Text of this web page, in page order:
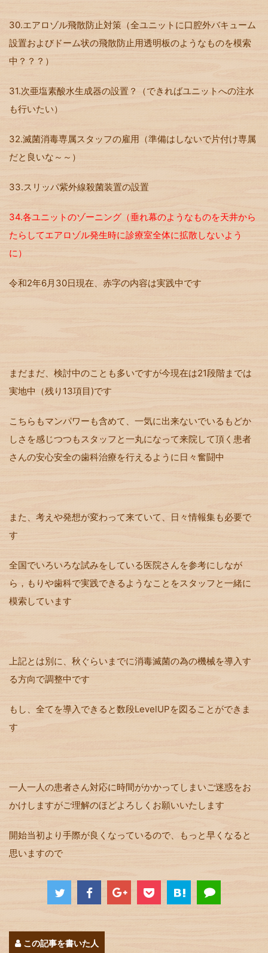
30.エアロゾル飛散防止対策（全ユニットに口腔外バキューム
設置およびドーム状の飛散防止用透明板のようなものを模索
中？？？）
31.次亜塩素酸水生成器の設置？（できればユニットへの注水
も行いたい）
32.滅菌消毒専属スタッフの雇用（準備はしないで片付け専属
だと良いな～～）
33.スリッパ紫外線殺菌装置の設置
34.各ユニットのゾーニング（垂れ幕のようなものを天井から
たらしてエアロゾル発生時に診療室全体に拡散しないよう
に）
令和2年6月30日現在、赤字の内容は実践中です
まだまだ、検討中のことも多いですが今現在は21段階までは
実地中（残り13項目)です
こちらもマンパワーも含めて、一気に出来ないでいるもどか
しさを感じつつもスタッフと一丸になって来院して頂く患者
さんの安心安全の歯科治療を行えるように日々奮闘中
また、考えや発想が変わって来ていて、日々情報集も必要で
す
全国でいろいろな試みをしている医院さんを参考にしなが
ら，もりや歯科で実践できるようなことをスタッフと一緒に
模索しています
上記とは別に、秋ぐらいまでに消毒滅菌の為の機械を導入す
る方向で調整中です
もし、全てを導入できると数段LevelUPを図ることができま
す
一人一人の患者さん対応に時間がかかってしまいご迷惑をお
かけしますがご理解のほどよろしくお願いいたします
開始当初より手際が良くなっているので、もっと早くなると
思いますので
この記事を書いた人